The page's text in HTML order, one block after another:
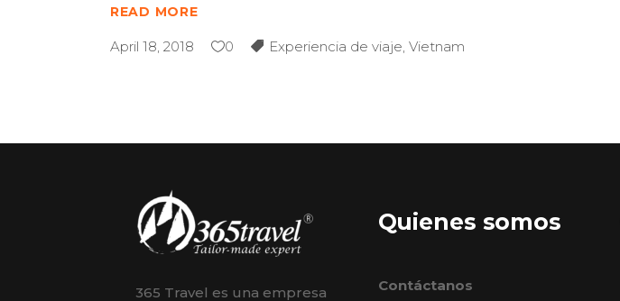
READ MORE
April 18, 2018 0 Experiencia de viaje, Vietnam
365 Travel es una empresa
Quienes somos
Contáctanos